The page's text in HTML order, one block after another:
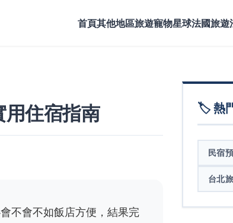
首頁其他地區旅遊寵物星球法國旅遊
用住宿指南
不會不如飯店方便，結果完
🏷️ 熱
民宿
台北